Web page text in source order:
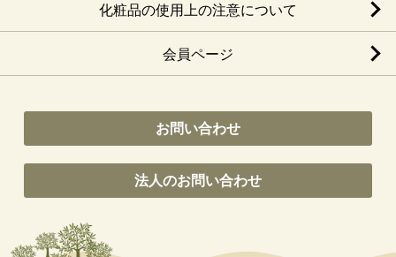
化粧品の使用上の注意について
会員ページ
お問い合わせ
法人のお問い合わせ